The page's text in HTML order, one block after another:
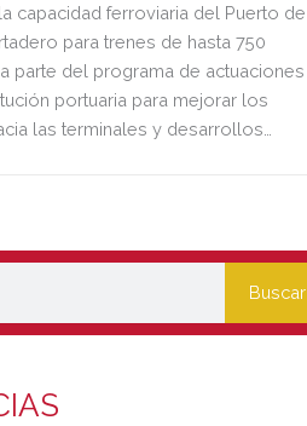
capacidad ferroviaria del Puerto de
para trenes de hasta 750
parte del programa de actuaciones
portuaria para mejorar los
las terminales y desarrollos
Buscar